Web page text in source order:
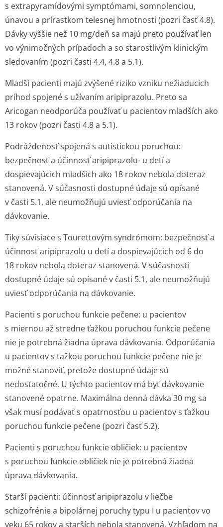
s extrapyramídovými symptómami, somnolenciou,
únavou a prírastkom telesnej hmotnosti (pozri časť 4.8).
Dávky vyššie než 10 mg/deň sa majú preto používať len
vo výnimočných prípadoch a so starostlivým klinickým
sledovaním (pozri časti 4.4, 4.8 a 5.1).
Mladší pacienti majú zvýšené riziko vzniku nežiaducich
príhod spojené s užívaním aripiprazolu. Preto sa
Aricogan neodporúča používať u pacientov mladších ako
13 rokov (pozri časti 4.8 a 5.1).
Podráždenosť spojená s autistickou poruchou:
bezpečnosť a účinnosť aripiprazolu- u detí a
dospievajúcich mladších ako 18 rokov nebola doteraz
stanovená. V súčasnosti dostupné údaje sú opísané
v časti 5.1, ale neumožňujú uviesť odporúčania na
dávkovanie.
Tiky súvisiace s Tourettovým syndrómom: bezpečnosť a
účinnosť aripiprazolu u detí a dospievajúcich od 6 do
18 rokov nebola doteraz stanovená. V súčasnosti
dostupné údaje sú opísané v časti 5.1, ale neumožňujú
uviesť odporúčania na dávkovanie.
Pacienti s poruchou funkcie pečene: u pacientov
s miernou až stredne ťažkou poruchou funkcie pečene
nie je potrebná žiadna úprava dávkovania. Odporúčania
u pacientov s ťažkou poruchou funkcie pečene nie je
možné stanoviť, pretože dostupné údaje sú
nedostatočné. U týchto pacientov má byť dávkovanie
stanovené opatrne. Maximálna denná dávka 30 mg sa
však musí podávať s opatrnosťou u pacientov s ťažkou
poruchou funkcie pečene (pozri časť 5.2).
Pacienti s poruchou funkcie obličiek: u pacientov
s poruchou funkcie obličiek nie je potrebná žiadna
úprava dávkovania.
Starší pacienti: účinnosť aripiprazolu v liečbe
schizofrénie a bipolárnej poruchy typu I u pacientov vo
veku 65 rokov a starších nebola stanovená. Vzhľadom na